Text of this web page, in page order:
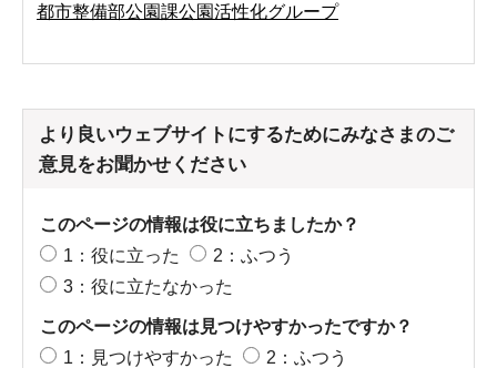
都市整備部公園課公園活性化グループ
より良いウェブサイトにするためにみなさまのご
意見をお聞かせください
このページの情報は役に立ちましたか？
1：役に立った
2：ふつう
3：役に立たなかった
このページの情報は見つけやすかったですか？
1：見つけやすかった
2：ふつう